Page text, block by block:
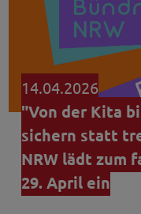
14.04.2026
"Von der Kita
sichern statt
NRW lädt zum
29. April ein